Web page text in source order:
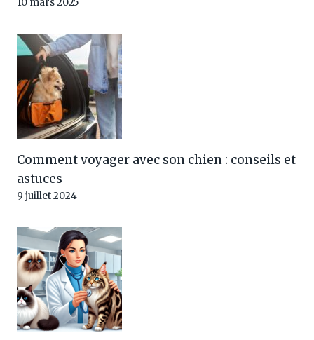
10 mars 2025
Comment voyager avec son chien : conseils et
astuces
9 juillet 2024